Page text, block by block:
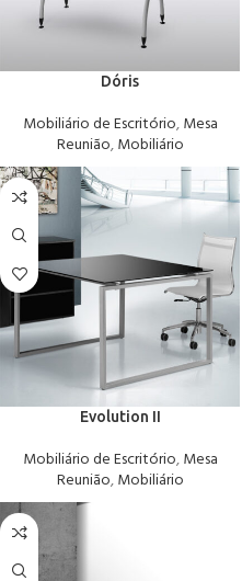
Dóris
Mobiliário de Escritório,Mesa
Reunião,Mobiliário
Evolution II
Mobiliário de Escritório,Mesa
Reunião,Mobiliário